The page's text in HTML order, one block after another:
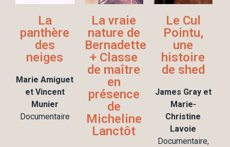
La
panthère
des
neiges
Marie Amiguet
et Vincent
Munier
Documentaire
La vraie
nature de
Bernadette
+ Classe
de maître
en
présence
de
Micheline
Lanctôt
Le Cul
Pointu,
une
histoire
de shed
James Gray et
Marie-
Christine
Lavoie
Documentaire,